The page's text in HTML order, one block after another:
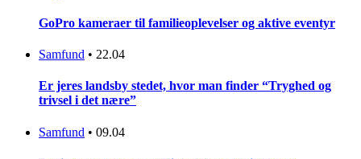
GoPro kameraer til familieoplevelser og aktive eventyr
Samfund • 22.04
Er jeres landsby stedet, hvor man finder “Tryghed og
trivsel i det nære”
Samfund • 09.04